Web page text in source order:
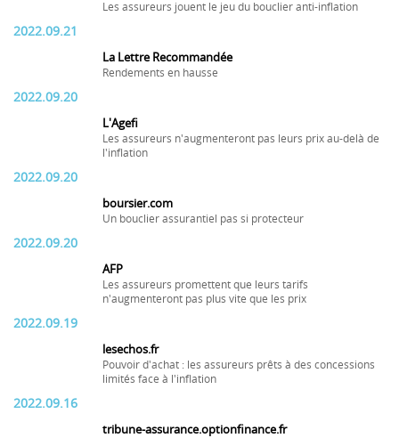
Les assureurs jouent le jeu du bouclier anti-inflation
2022.09.21
La Lettre Recommandée
Rendements en hausse
2022.09.20
L'Agefi
Les assureurs n'augmenteront pas leurs prix au-delà de
l'inflation
2022.09.20
boursier.com
Un bouclier assurantiel pas si protecteur
2022.09.20
AFP
Les assureurs promettent que leurs tarifs
n'augmenteront pas plus vite que les prix
2022.09.19
lesechos.fr
Pouvoir d'achat : les assureurs prêts à des concessions
limités face à l'inflation
2022.09.16
tribune-assurance.optionfinance.fr